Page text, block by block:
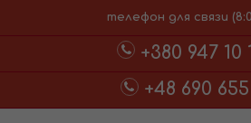
телефон для связи
+380 947 10
+48 690